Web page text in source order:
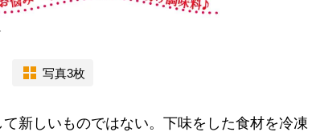
写真3枚
新しいものではない。下味をした食材を冷凍